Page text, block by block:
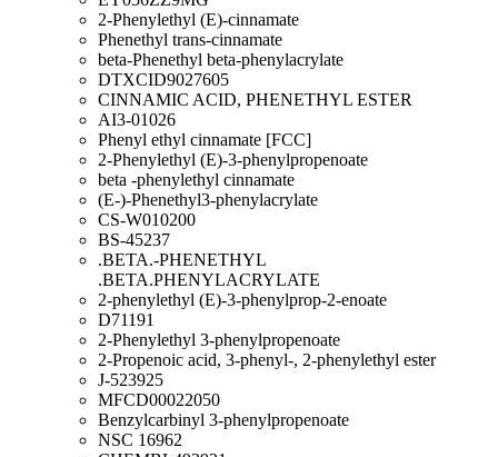
2-Phenylethyl (E)-cinnamate
Phenethyl trans-cinnamate
beta-Phenethyl beta-phenylacrylate
DTXCID9027605
CINNAMIC ACID, PHENETHYL ESTER
AI3-01026
Phenyl ethyl cinnamate [FCC]
2-Phenylethyl (E)-3-phenylpropenoate
beta -phenylethyl cinnamate
(E-)-Phenethyl3-phenylacrylate
CS-W010200
BS-45237
.BETA.-PHENETHYL
.BETA.PHENYLACRYLATE
2-phenylethyl (E)-3-phenylprop-2-enoate
D71191
2-Phenylethyl 3-phenylpropenoate
2-Propenoic acid, 3-phenyl-, 2-phenylethyl ester
J-523925
MFCD00022050
Benzylcarbinyl 3-phenylpropenoate
NSC 16962